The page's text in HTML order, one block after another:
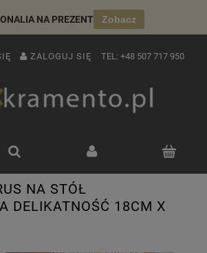
NA PREZENT Zobacz
ZALOGUJ SIĘ TEL: +48 507 717 950
NA STÓŁ
DELIKATNOŚĆ 18CM X